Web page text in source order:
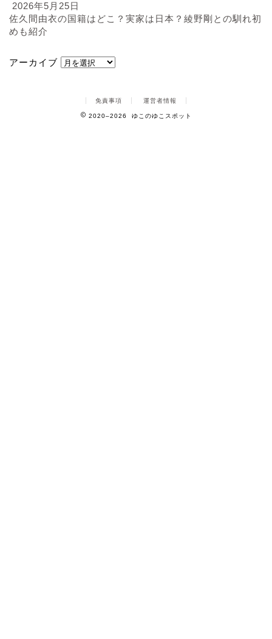
2026年5月25日
佐久間由衣の国籍はどこ？実家は日本？綾野剛との馴れ初
めも紹介
アーカイブ
免責事項 運営者情報
2020–2026 ゆこのゆこスポット